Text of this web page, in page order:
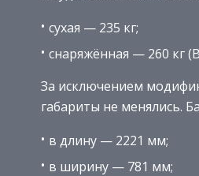
сухая — 235 кг;
снаряжённая — 260 кг
За исключением
габариты не менялись.
в длину — 2221 мм;
в ширину — 781 мм;